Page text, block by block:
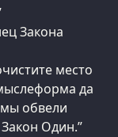
Закона
место
да
мы обвели
Один.”